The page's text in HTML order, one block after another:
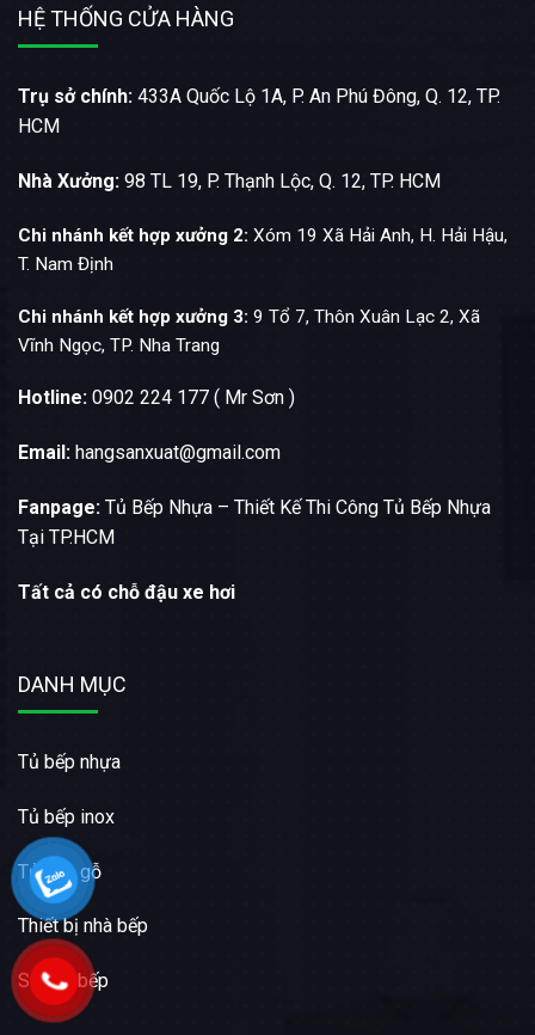
HỆ THỐNG CỬA HÀNG
Trụ sở chính: 433A Quốc Lộ 1A, P. An Phú Đông, Q. 12, TP.
HCM
Nhà Xưởng: 98 TL 19, P. Thạnh Lộc, Q. 12, TP. HCM
Chi nhánh kết hợp xưởng 2: Xóm 19 Xã Hải Anh, H. Hải Hậu,
T. Nam Định
Chi nhánh kết hợp xưởng 3: 9 Tổ 7, Thôn Xuân Lạc 2, Xã
Vĩnh Ngọc, TP. Nha Trang
Hotline: 0902 224 177 ( Mr Sơn )
Email: hangsanxuat@gmail.com
Fanpage: Tủ Bếp Nhựa – Thiết Kế Thi Công Tủ Bếp Nhựa
Tại TP.HCM
Tất cả có chỗ đậu xe hơi
DANH MỤC
Tủ bếp nhựa
Tủ bếp inox
Tủ bếp gỗ
Thiết bị nhà bếp
Sửa tủ bếp